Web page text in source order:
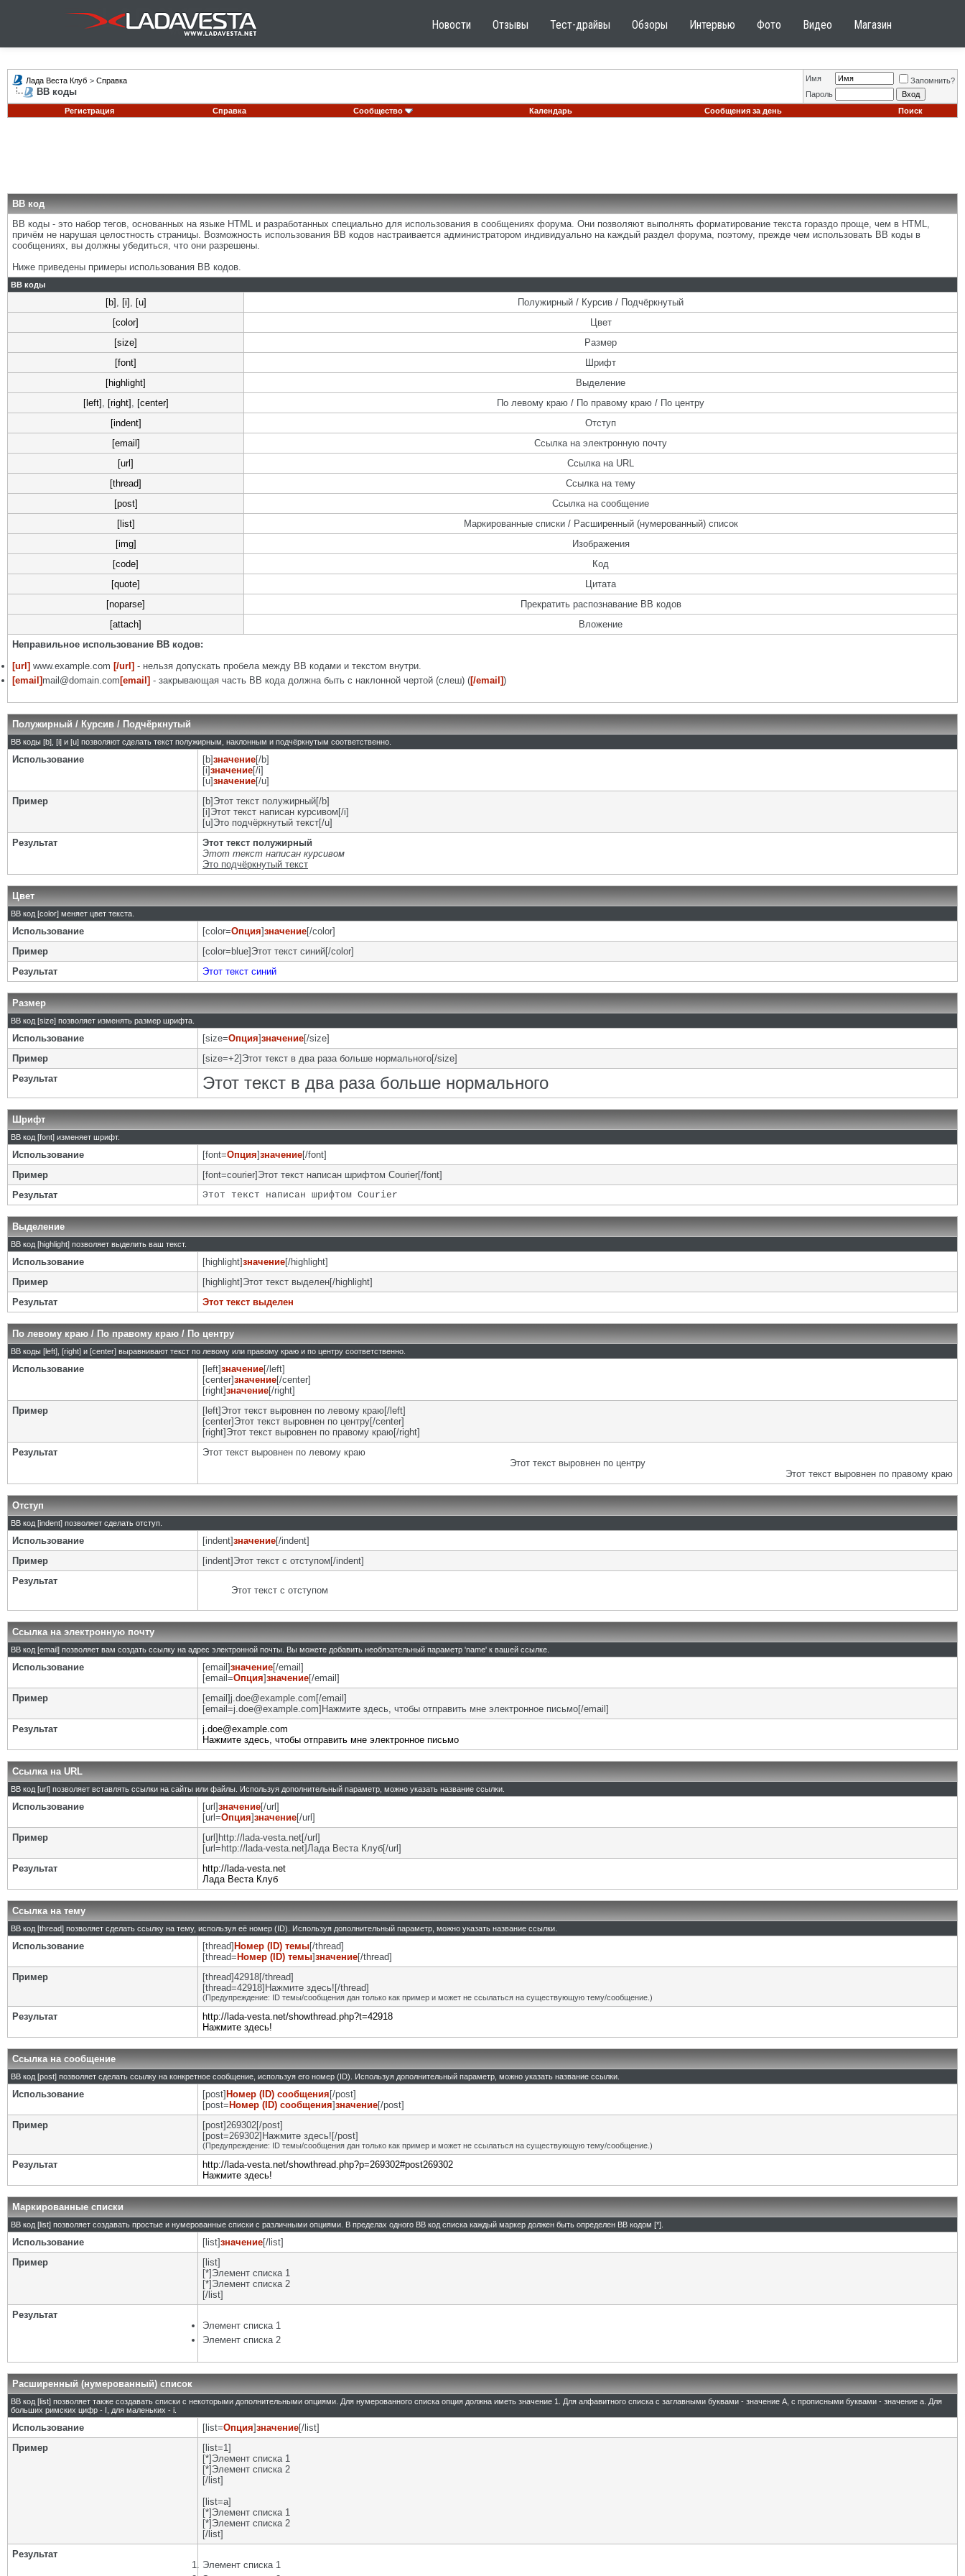
Новости Отзывы Тест-драйвы Обзоры Интервью Фото Видео Магазин
Лада Веста Клуб > Справка
BB коды
Имя
Запомнить?
Пароль
Регистрация
Справка Сообщество Календарь Сообщения за день Поиск
BB код
BB коды - это набор тегов, основанных на языке HTML и разработанных специально для использования в сообщениях форума. Они позволяют выполнять форматирование текста гораздо проще, чем в HTML,
причём не нарушая целостность страницы. Возможность использования BB кодов настраивается администратором индивидуально на каждый раздел форума, поэтому, прежде чем использовать BB коды в
сообщениях, вы должны убедиться, что они разрешены.
Ниже приведены примеры использования BB кодов.
BB коды
[b] , [i] , [u]
Полужирный / Курсив / Подчёркнутый
[color]
Цвет
[size]
Размер
[font]
Шрифт
[highlight]
Выделение
[left] , [right] , [center]
По левому краю / По правому краю / По центру
[indent]
Отступ
[email]
Ссылка на электронную почту
[url]
Ссылка на URL
[thread]
Ссылка на тему
[post]
Ссылка на сообщение
[list]
Маркированные списки / Расширенный (нумерованный) список
[img]
Изображения
[code]
Код
[quote]
Цитата
[noparse]
Прекратить распознавание BB кодов
[attach]
Вложение
Неправильное использование BB кодов:
[url] www.example.com [/url] - нельзя допускать пробела между BB кодами и текстом внутри.
[email] mail@domain.com [email] - закрывающая часть BB кода должна быть с наклонной чертой (слеш) ([/email])
Полужирный / Курсив / Подчёркнутый
BB коды [b], [i] и [u] позволяют сделать текст полужирным, наклонным и подчёркнутым соответственно.
Использование [b]значение[/b]
[i]значение[/i]
[u]значение[/u]
Пример
[b]Этот текст полужирный[/b]
[i]Этот текст написан курсивом[/i]
[u]Это подчёркнутый текст[/u]
Результат
Этот текст полужирный
Этот текст написан курсивом
Это подчёркнутый текст
Цвет
BB код [color] меняет цвет текста.
Использование [color=Опция]значение[/color]
Пример
[color=blue]Этот текст синий[/color]
Результат
Этот текст синий
Размер
BB код [size] позволяет изменять размер шрифта.
Использование [size=Опция]значение[/size]
Пример
[size=+2]Этот текст в два раза больше нормального[/size]
Результат
Этот текст в два раза больше нормального
Шрифт
BB код [font] изменяет шрифт.
Использование [font=Опция]значение[/font]
Пример
[font=courier]Этот текст написан шрифтом Courier[/font]
Результат
Этот текст написан шрифтом Courier
Выделение
BB код [highlight] позволяет выделить ваш текст.
Использование [highlight]значение[/highlight]
Пример
[highlight]Этот текст выделен[/highlight]
Результат
Этот текст выделен
По левому краю / По правому краю / По центру
BB коды [left], [right] и [center] выравнивают текст по левому или правому краю и по центру соответственно.
Использование [left]значение[/left]
[center]значение[/center]
[right]значение[/right]
Пример
[left]Этот текст выровнен по левому краю[/left]
[center]Этот текст выровнен по центру[/center]
[right]Этот текст выровнен по правому краю[/right]
Результат
Этот текст выровнен по левому краю
Этот текст выровнен по центру
Этот текст выровнен по правому краю
Отступ
BB код [indent] позволяет сделать отступ.
Использование [indent]значение[/indent]
Пример
[indent]Этот текст с отступом[/indent]
Результат
Этот текст с отступом
Ссылка на электронную почту
BB код [email] позволяет вам создать ссылку на адрес электронной почты. Вы можете добавить необязательный параметр 'name' к вашей ссылке.
Использование [email]значение[/email]
[email=Опция]значение[/email]
Пример
[email]j.doe@example.com[/email]
[email=j.doe@example.com]Нажмите здесь, чтобы отправить мне электронное письмо[/email]
Результат
j.doe@example.com
Нажмите здесь, чтобы отправить мне электронное письмо
Ссылка на URL
BB код [url] позволяет вставлять ссылки на сайты или файлы. Используя дополнительный параметр, можно указать название ссылки.
Использование [url]значение[/url]
[url=Опция]значение[/url]
Пример
[url]http://lada-vesta.net[/url]
[url=http://lada-vesta.net]Лада Веста Клуб[/url]
Результат
http://lada-vesta.net
Лада Веста Клуб
Ссылка на тему
BB код [thread] позволяет сделать ссылку на тему, используя её номер (ID). Используя дополнительный параметр, можно указать название ссылки.
Использование [thread] Номер (ID) темы[/thread]
[thread= Номер (ID) темы]значение[/thread]
Пример
[thread]42918[/thread]
[thread=42918]Нажмите здесь![/thread]
(Предупреждение: ID темы/сообщения дан только как пример и может не ссылаться на существующую тему/сообщение.)
Результат
http://lada-vesta.net/showthread.php?t=42918
Нажмите здесь!
Ссылка на сообщение
BB код [post] позволяет сделать ссылку на конкретное сообщение, используя его номер (ID). Используя дополнительный параметр, можно указать название ссылки.
Использование [post] Номер (ID) сообщения [/post]
[post= Номер (ID) сообщения]значение[/post]
Пример
[post]269302[/post]
[post=269302]Нажмите здесь![/post]
(Предупреждение: ID темы/сообщения дан только как пример и может не ссылаться на существующую тему/сообщение.)
Результат
http://lada-vesta.net/showthread.php?p=269302#post269302
Нажмите здесь!
Маркированные списки
BB код [list] позволяет создавать простые и нумерованные списки с различными опциями. В пределах одного BB код списка каждый маркер должен быть определен BB кодом [*].
Использование [list]значение[/list]
Пример
[list]
[*]Элемент списка 1
[*]Элемент списка 2
[/list]
Результат
Элемент списка 1
Элемент списка 2
Расширенный (нумерованный) список
BB код [list] позволяет также создавать списки с некоторыми дополнительными опциями. Для нумерованного списка опция должна иметь значение 1. Для алфавитного списка с заглавными буквами - значение A, с прописными буквами - значение а. Для
больших римских цифр - I, для маленьких - i.
Использование [list=Опция]значение[/list]
Пример
[list=1]
[*]Элемент списка 1
[*]Элемент списка 2
[/list]
[list=a]
[*]Элемент списка 1
[*]Элемент списка 2
[/list]
Результат
Элемент списка 1